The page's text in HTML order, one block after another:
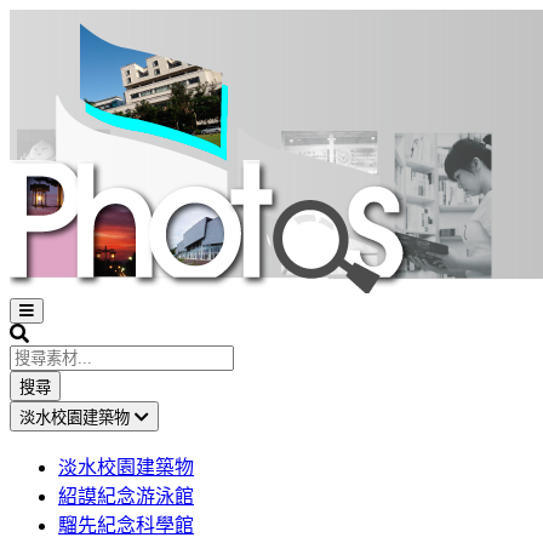
Open
sidebar
Search
搜尋
淡水校園建築物
淡水校園建築物
紹謨紀念游泳館
騮先紀念科學館